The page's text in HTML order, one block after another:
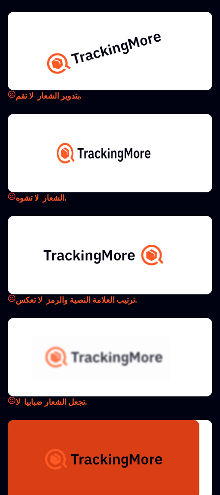
لا تقم بتدوير الشعار.
لا تشوه الشعار.
لا تعكس ترتيب العلامة النصية والرمز.
لا تجعل الشعار ضبابيا.